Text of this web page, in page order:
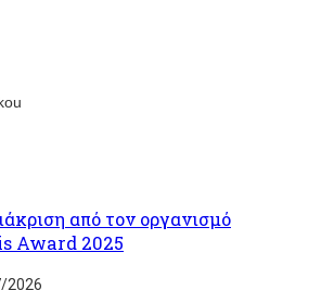
από τον οργανισμό
Award 2025
2026